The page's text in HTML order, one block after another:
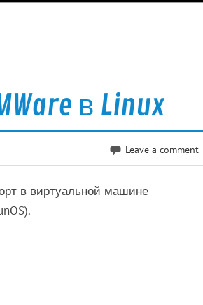
в Linux
Leave a comment
в виртуальной машине